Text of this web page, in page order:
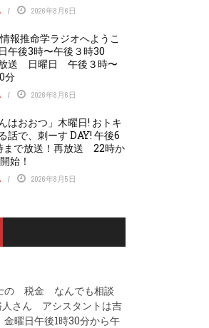
2026年8月6日
報推命学ラジオへようこ
午後3時〜午後３時30
日曜日 午後３時〜
分
2026年8月6日
はおおつ」木曜日! おトキ
話で、刺ーす DAY! 午後6
まで放送！再放送 22時か
始！
2026年8月5日
の 税金 なんでも相談
さん アシスタントは吉
曜日午後1時30分から午